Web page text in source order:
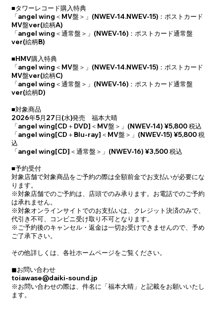
■タワーレコード購入特典
「angel wing＜MV盤＞」(NWEV-14.NWEV-15)：ポストカード
MV盤ver(絵柄A)
「angel wing＜通常盤＞」(NWEV-16)：ポストカード通常盤
ver(絵柄B)
■HMV購入特典
「angel wing＜MV盤＞」(NWEV-14.NWEV-15)：ポストカード
MV盤ver(絵柄C)
「angel wing＜通常盤＞」(NWEV-16)：ポストカード通常盤
ver(絵柄D)
■対象商品
2026年5月27日(水)発売 福本大晴
「angel wing[CD＋DVD]＜MV盤＞」(NWEV-14) ¥5,800 税込
「angel wing[CD＋Blu-ray]＜MV盤＞」(NWEV-15) ¥5,800 税
込
「angel wing[CD]＜通常盤＞」(NWEV-16) ¥3,500 税込
■予約受付
対象店舗で対象商品をご予約の際は全額前金でお支払いが必要にな
ります。
※対象店舗でのご予約は、店頭でのみ承ります。お電話でのご予約
は承れません。
※対象オンラインサイトでのお支払いは、クレジット決済のみで、
代引き不可、コンビニ受け取り不可となります。
※ご予約後のキャンセル・返金は一切お受けできませんので、予め
ご了承下さい。
その他詳しくは、各社ホームページをご覧ください。
◼お問い合わせ
toiawase@daiki-sound.jp
※お問い合わせの際は、件名に「福本大晴」と記載をお願いいたし
ます。